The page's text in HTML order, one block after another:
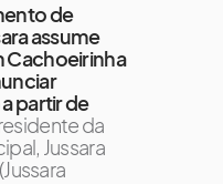
de
assume
Cachoeirinha
partir de
da
Jussara